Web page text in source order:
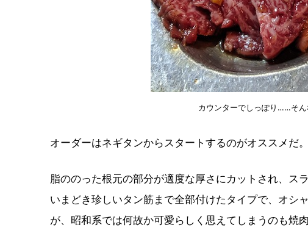
カウンターでしっぽり……そ
オーダーはネギタンからスタートするのがオススメだ。
脂ののった根元の部分が適度な厚さにカットされ、ス
いまどき珍しいタン筋まで全部付けたタイプで、オシ
が、昭和系では何故か可愛らしく思えてしまうのも焼